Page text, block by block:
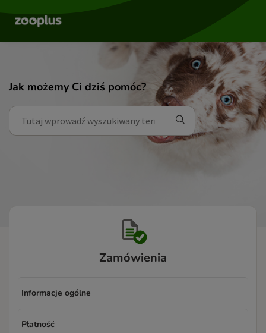
Jak możemy Ci dziś pomóc?
Zamówienia
Informacje ogólne
Płatność